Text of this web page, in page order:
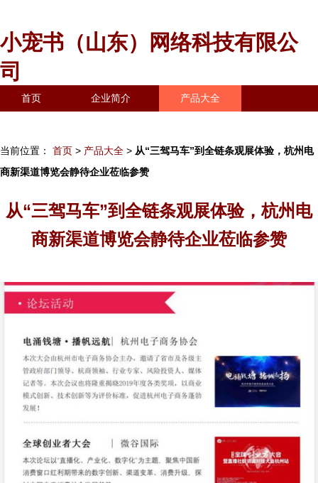
小宠书（山东）网络科技有限公
司
首页 企业简介 产品大全
当前位置： 首页 > 产品大全 > 从“三驾马车”到全链条观展体验，杭州电
商新渠道博览会静待企业莅临参赞
从“三驾马车”到全链条观展体验，杭州电
商新渠道博览会静待企业莅临参赞